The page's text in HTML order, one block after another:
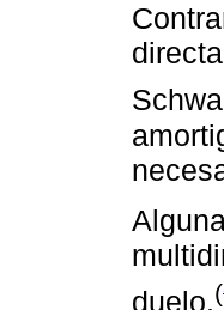
duelo.(